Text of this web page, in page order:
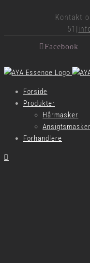
Kontakt
51 |
Facebook
Forside
Produkter
Hårmasker
Ansigtsmasker
Forhandlere